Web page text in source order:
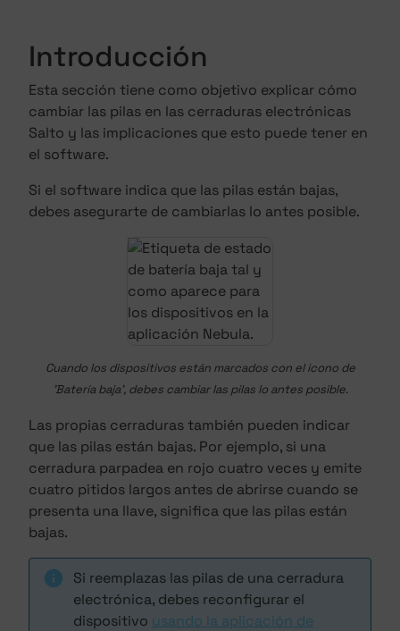
Introducción
Esta sección tiene como objetivo explicar cómo
cambiar las pilas en las cerraduras electrónicas
Salto y las implicaciones que esto puede tener en
el software.
Si el software indica que las pilas están bajas,
debes asegurarte de cambiarlas lo antes posible.
Cuando los dispositivos están marcados con el icono de
'Batería baja', debes cambiar las pilas lo antes posible.
Las propias cerraduras también pueden indicar
que las pilas están bajas. Por ejemplo, si una
cerradura parpadea en rojo cuatro veces y emite
cuatro pitidos largos antes de abrirse cuando se
presenta una llave, significa que las pilas están
bajas.
Si reemplazas las pilas de una cerradura
electrónica, debes reconfigurar el
dispositivo usando la aplicación de